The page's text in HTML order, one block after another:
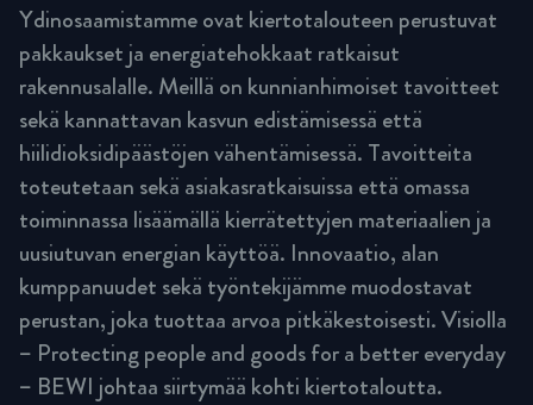
Ydinosaamistamme ovat kiertotalouteen perustuvat
pakkaukset ja energiatehokkaat ratkaisut
rakennusalalle. Meillä on kunnianhimoiset tavoitteet
sekä kannattavan kasvun edistämisessä että
hiilidioksidipäästöjen vähentämisessä. Tavoitteita
toteutetaan sekä asiakasratkaisuissa että omassa
toiminnassa lisäämällä kierrätettyjen materiaalien ja
uusiutuvan energian käyttöä. Innovaatio, alan
kumppanuudet sekä työntekijämme muodostavat
perustan, joka tuottaa arvoa pitkäkestoisesti. Visiolla
– Protecting people and goods for a better everyday
– BEWI johtaa siirtymää kohti kiertotaloutta.